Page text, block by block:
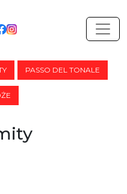
PASSO DEL TONALE